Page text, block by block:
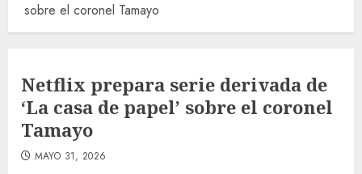
sobre el coronel Tamayo
Netflix prepara serie derivada de
‘La casa de papel’ sobre el coronel
Tamayo
MAYO 31, 2026